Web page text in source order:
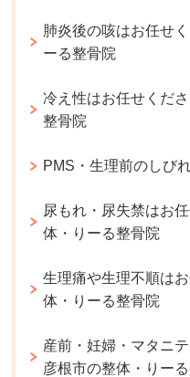
肺炎後の咳はお任せ
ーる整骨院
冷え性はお任せくだ
整骨院
PMS・生理前のしび
尿もれ・尿失禁はお
体・りーる整骨院
生理痛や生理不順は
体・りーる整骨院
産前・妊婦・マタニ
彦根市の整体・りー